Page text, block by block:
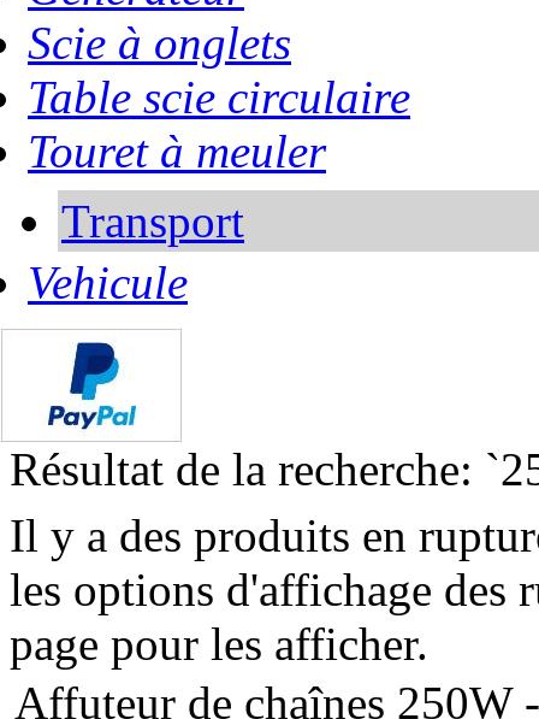
Scie à onglets
Table scie circulaire
Touret à meuler
Transport
Vehicule
Résultat de la recherche:
Il y a des produits en
les options d'affichage des
page pour les afficher.
Affuteur de chaînes 250W